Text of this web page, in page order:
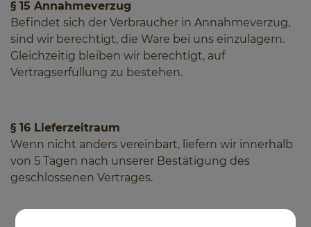
§ 15 Annahmeverzug
Befindet sich der Verbraucher in Annahmeverzug,
sind wir berechtigt, die Ware bei uns einzulagern.
Gleichzeitig bleiben wir berechtigt, auf
Vertragserfüllung zu bestehen.
§ 16 Lieferzeitraum
Wenn nicht anders vereinbart, liefern wir innerhalb
von 5 Tagen nach unserer Bestätigung des
geschlossenen Vertrages.